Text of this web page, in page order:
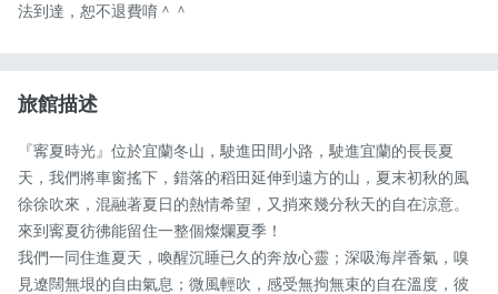
法到達，恕不退費唷＾＾
旅館描述
『寗夏時光』位於宜蘭冬山，駛進田間小路，駛進宜蘭的長長夏
天，我們將車窗搖下，錯落的稻田延伸到遠方的山，夏末初秋的風
徐徐吹來，混融著夏日的熱情希望，又捎來幾分秋天的自在涼意。
來到寗夏彷彿能留住一整個燦爛夏季！
我們一同住進夏天，喚醒沉睡已久的奔放心靈；深吸海岸香氣，嗅
見遼闊無垠的自由氣息；微風輕吹，感受無拘無束的自在溫度，彼